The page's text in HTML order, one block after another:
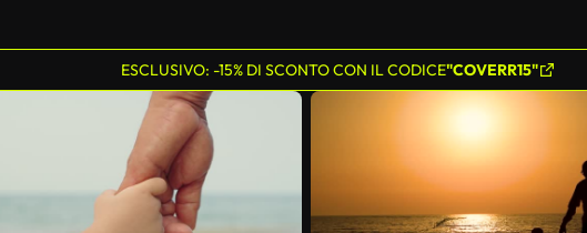
ESCLUSIVO: -15% DI SCONTO CON IL CODICE"COVERR15"